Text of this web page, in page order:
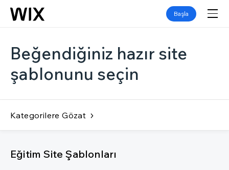
Başla
Beğendiğiniz hazır site
şablonunu seçin
Kategorilere Gözat
Eğitim Site Şablonları